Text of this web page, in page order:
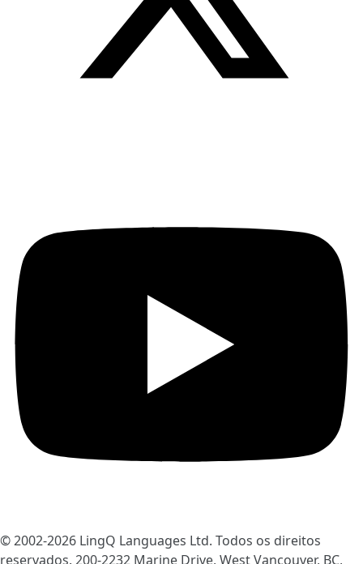
© 2002-2026 LingQ Languages Ltd. Todos os direitos
reservados. 200-2232 Marine Drive, West Vancouver, BC,